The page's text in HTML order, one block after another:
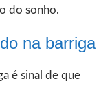
do sonho.
na barriga
é sinal de que